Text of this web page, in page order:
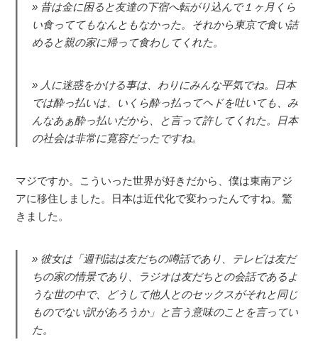
昔は金に困ると友達の下宿へ転がり込んで１ヶ月くら
い食っててもなんともなかった。それから東京で食い詰
めると親の家に帰って食わしてくれた。
人に迷惑をかける事は、わりにみんな平気でね。日本
では酔っ払いは、いくら酔っ払ってヘドを吐いても、み
んなあぁ酔っ払いだから、と言って許してくれた。日本
の社会は非常に寛容だったですね。
マジですか。こういった世界が好きだから、僕は東南アジ
アに移住しました。日本は近代化で変わったんですね。驚
きました。
彼女は「週刊誌は友だちの噂話であり、テレビは友だ
ちの家の情景であり、ラジオは友だちとの会話であるよ
うな世の中で、どうして他人とのセックスがそれと同じ
ものでない訳があろうか」と言う意味のことを言ってい
た。